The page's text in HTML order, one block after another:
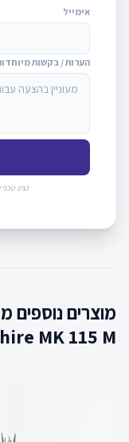
אימייל
הערות / בקשות
נציג
MK 115 M